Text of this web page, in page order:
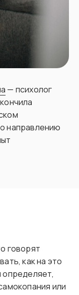
— психолог
направлению
говорят
как на это
определяет,
или